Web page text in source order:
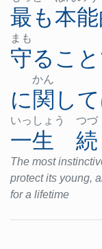
最も本
まも
守る こと
かん
に関して
いっ しょ う
一生
つづ
続
The most
protect its young,
for a lifetime